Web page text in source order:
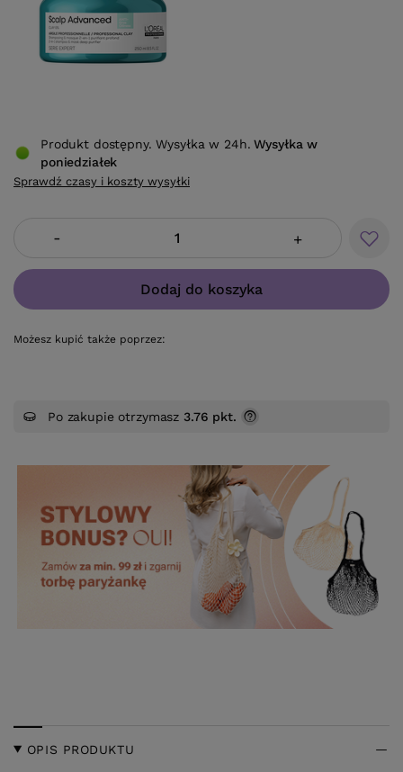
- +
Dodaj do koszyka
Możesz kupić także poprzez:
Produkt dostępny. Wysyłka w 24h. Wysyłkaw
poniedziałek
Sprawdź czasy i koszty wysyłki
Po zakupie otrzymasz 3.76 pkt.
OPIS PRODUKTU